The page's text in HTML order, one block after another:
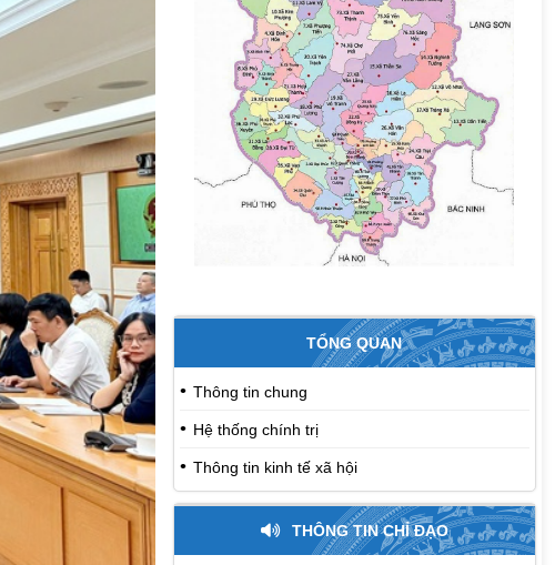
TỔNG QUAN
Thông tin chung
Hệ thống chính trị
Thông tin kinh tế xã hội
THÔNG TIN CHỈ ĐẠO